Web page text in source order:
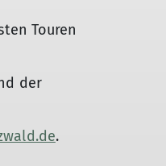
Touren
der
.